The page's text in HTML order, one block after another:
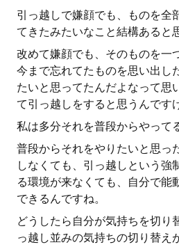
引っ越しで嫌顔でも、ものを全
てきたみたいなこと結構あると
改めて嫌顔でも、そのものを一
今まで忘れてたものを思い出し
たいと思ってたんだよなって思
て引っ越しをすると思うんです
私は多分それを普段からやって
普段からそれをやりたいと思っ
しなくても、引っ越しという強
る環境が来なくても、自分で能
できるんですね。
どうしたら自分が気持ちを切り
っ越し並みの気持ちの切り替え